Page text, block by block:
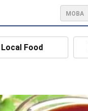
МОВА
Local Food